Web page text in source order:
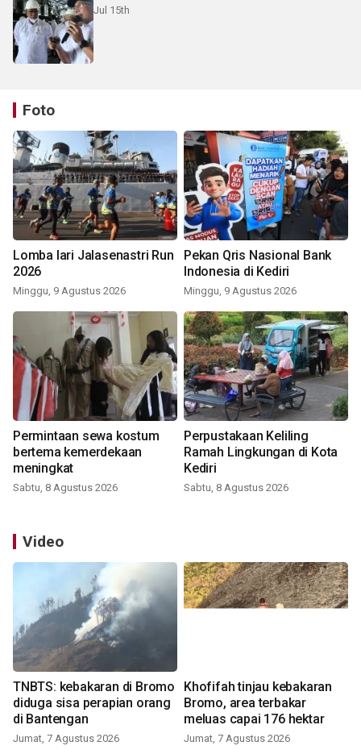
Jul 15th
Foto
Lomba lari Jalasenastri Run
2026
Minggu, 9 Agustus 2026
Pekan Qris Nasional Bank
Indonesia di Kediri
Minggu, 9 Agustus 2026
Permintaan sewa kostum
bertema kemerdekaan
meningkat
Sabtu, 8 Agustus 2026
Perpustakaan Keliling
Ramah Lingkungan di Kota
Kediri
Sabtu, 8 Agustus 2026
Video
TNBTS: kebakaran di Bromo
diduga sisa perapian orang
di Bantengan
Jumat, 7 Agustus 2026
Khofifah tinjau kebakaran
Bromo, area terbakar
meluas capai 176 hektar
Jumat, 7 Agustus 2026